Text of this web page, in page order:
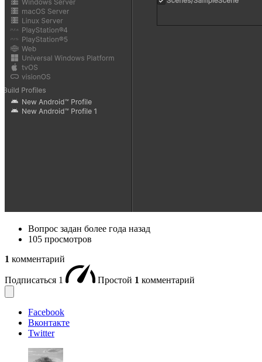
Вопрос задан более года назад
105 просмотров
1 комментарий
Подписаться 1 Простой 1 комментарий
Facebook
Вконтакте
Twitter